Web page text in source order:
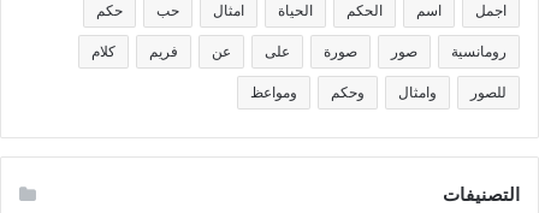
اجمل اسم الحكم الحياة امثال حب حكم
رومانسية صور صورة على عن فريم كلام
للصور وامثال وحكم ومواعظ
التصنيفات